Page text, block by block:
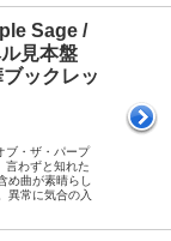
Sage /
見本盤
ックレッ
ブ・ザ・パープ
言わずと知れた
め曲が素晴らし
異常に気合の入